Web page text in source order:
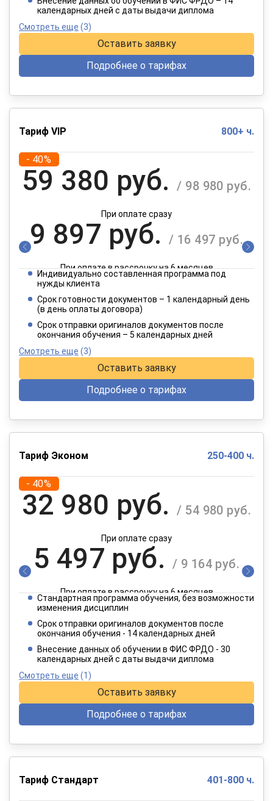
календарных дней с даты выдачи диплома
Смотреть еще (3)
Оставить заявку
Подробнее о тарифах
Тариф VIP 800+ ч.
- 40%
59 380 руб. / 98 980 руб.
При оплате сразу
9 897 руб. / 16 497 руб.
При оплате в рассрочку на 6 месяцев
4 949 руб. / 8 249 руб.
При оплате в рассрочку на 12 месяцев
Индивидуально составленная программа под
нужды клиента
Срок готовности документов – 1 календарный день
(в день оплаты договора)
Срок отправки оригиналов документов после
окончания обучения – 5 календарных дней
Смотреть еще (3)
Оставить заявку
Подробнее о тарифах
Тариф Эконом 250-400 ч.
- 40%
32 980 руб. / 54 980 руб.
При оплате сразу
5 497 руб. / 9 164 руб.
При оплате в рассрочку на 6 месяцев
2 749 руб.
При оплате в рассрочку на 12 месяцев
Стандартная программа обучения, без возможности
изменения дисциплин
Срок отправки оригиналов документов после
окончания обучения - 14 календарных дней
Внесение данных об обучении в ФИС ФРДО - 30
календарных дней с даты выдачи диплома
Смотреть еще (1)
Оставить заявку
Подробнее о тарифах
Тариф Стандарт 401-800 ч.